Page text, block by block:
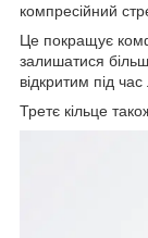
компресійний
Це покращує
залишатися
відкритим під час
Третє кільце